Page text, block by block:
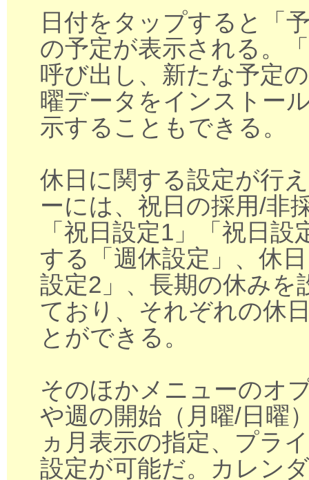
日付をタップすると「
の予定が表示される。
呼び出し、新たな予定
曜データをインストー
示することもできる。
休日に関する設定が行
ーには、祝日の採用/非
「祝日設定1」「祝日
する「週休設定」、休
設定2」、長期の休みを
ており、それぞれの休
とができる。
そのほかメニューのオ
や週の開始（月曜/日曜
ヵ月表示の指定、プラ
設定が可能だ。カレン